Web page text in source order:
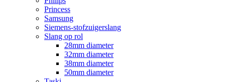
Princess
Samsung
Siemens-stofzuigerslang
Slang op rol
28mm diameter
32mm diameter
38mm diameter
50mm diameter